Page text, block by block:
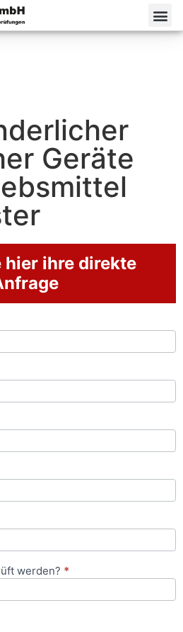
Geräte
hier ihre direkte
werden? *